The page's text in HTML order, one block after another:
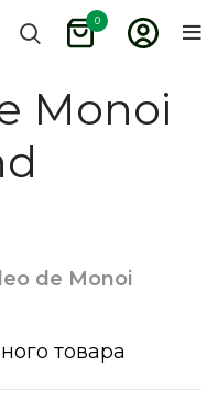
0
Monoi
de Monoi
товара